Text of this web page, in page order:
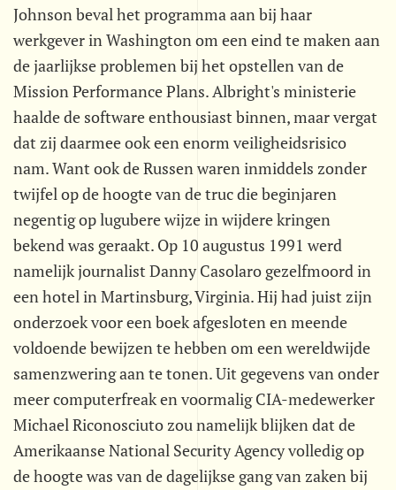
Johnson beval het programma aan bij haar
werkgever in Washington om een eind te maken aan
de jaarlijkse problemen bij het opstellen van de
Mission Performance Plans. Albright's ministerie
haalde de software enthousiast binnen, maar vergat
dat zij daarmee ook een enorm veiligheidsrisico
nam. Want ook de Russen waren inmiddels zonder
twijfel op de hoogte van de truc die beginjaren
negentig op lugubere wijze in wijdere kringen
bekend was geraakt. Op 10 augustus 1991 werd
namelijk journalist Danny Casolaro gezelfmoord in
een hotel in Martinsburg, Virginia. Hij had juist zijn
onderzoek voor een boek afgesloten en meende
voldoende bewijzen te hebben om een wereldwijde
samenzwering aan te tonen. Uit gegevens van onder
meer computerfreak en voormalig CIA-medewerker
Michael Riconosciuto zou namelijk blijken dat de
Amerikaanse National Security Agency volledig op
de hoogte was van de dagelijkse gang van zaken bij